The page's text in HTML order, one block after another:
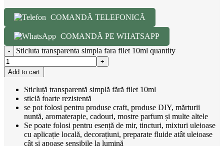
COMANDĂ TELEFONICĂ
COMANDĂ PE WHATSAPP
Sticluta transparenta simpla fara filet 10ml quantity
Add to cart
Sticluță transparentă simplă fără filet 10ml
sticlă foarte rezistentă
se pot folosi pentru produse craft, produse DIY, mărturii
nuntă, aromaterapie, cadouri, mostre parfum și multe altele
Se poate folosi pentru esență de mir, tincturi, mixturi uleioase
cu aplicație locală, decorațiuni, preparate fluide atât uleioase
cât şi apoase sensibile la lumină